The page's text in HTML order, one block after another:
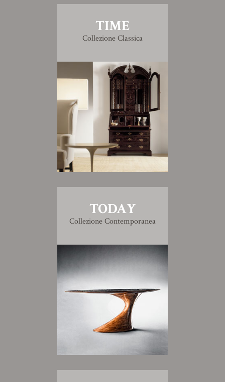
TIME
Collezione Classica
TODAY
Collezione Contemporanea